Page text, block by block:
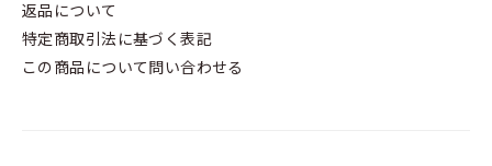
返品について
特定商取引法に基づく表記
この商品について問い合わせる